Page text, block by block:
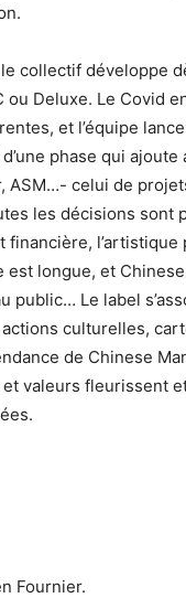
collectif développe
ou Deluxe. Le Covid
et l’équipe
phase qui
ASM…- celui de
les décisions sont
financière,
est longue, et
public… Le label
culturelles,
de Chinese
valeurs fleurissent
Fournier.